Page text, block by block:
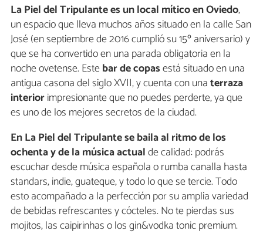
La Piel del Tripulante es un local mítico en Oviedo,
un espacio que lleva muchos años situado en la calle San
José (en septiembre de 2016 cumplió su 15º aniversario) y
que se ha convertido en una parada obligatoria en la
noche ovetense. Estebar de copasestá situado en una
antigua casona del siglo XVII, y cuenta con unaterraza
interiorimpresionante que no puedes perderte, ya que
es uno de los mejores secretos de la ciudad.
En La Piel del Tripulante se baila al ritmo de los
ochenta y de la música actualde calidad: podrás
escuchar desde música española o rumba canalla hasta
standars, indie, guateque, y todo lo que se tercie. Todo
esto acompañado a la perfección por su amplia variedad
de bebidas refrescantes y cócteles. No te pierdas sus
mojitos, las caipirinhas o los gin&vodka tonic premium.